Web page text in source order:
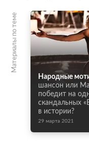
Материалы по теме
Народные
шансон или
победит на
скандальных
в истории?
29 марта 2021